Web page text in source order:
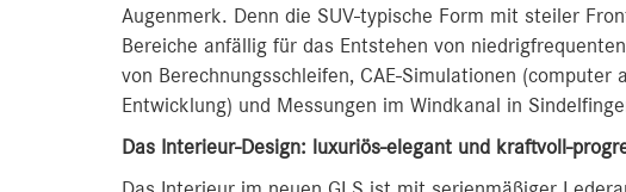
Augenmerk. Denn die SUV-typische Form mit steiler
Bereiche anfällig für das Entstehen von
von Berechnungsschleifen, CAE-Simulationen
Entwicklung) und Messungen im Windkanal in
Das Interieur-Design: luxuriös-elegant und kraftvoll-